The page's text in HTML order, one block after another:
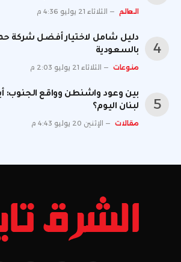
العالم الثلاثاء 21 يوليو 4:36 م
دليل شامل لاختيار أفضل شركة
بالسعودية
منوعات الثلاثاء 21 يوليو 2:03 م
بين وعود واشنطن وواقع الجنوب:
لبنان اليوم؟
مقالات الإثنين 20 يوليو 4:43 م